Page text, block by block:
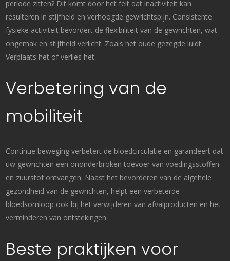
periode zitten? Dit komt door het feit dat inactiviteit kan
resulteren in stijfheid en verhoogde gewrichtspijn. Consistente
fysieke activiteit bevordert de flexibiliteit van de gewrichten, wat
ongemak en stijfheid verlicht. Zoals het oude gezegde luidt:
Verplaats het of verlies het.
Verbetering van de
mobiliteit
Continue beweging verbetert de bloedcirculatie en garandeert dat
uw gewrichten een ononderbroken toevoer van voedingsstoffen
en zuurstof ontvangen. Naast het bevorderen van de algehele
gezondheid van de gewrichten, helpt een verbeterde
bloedsomloop ook bij het verwijderen van afvalproducten en het
verminderen van ontstekingen.
Beste praktijken voor